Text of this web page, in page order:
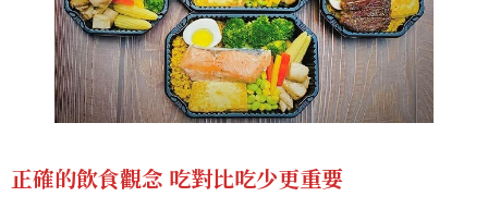
正確的飲食觀念 吃對比吃少更重要